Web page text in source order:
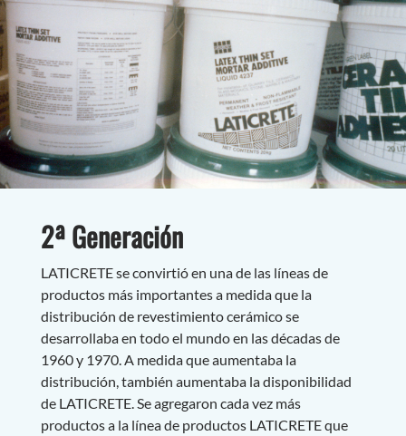
2ª Generación
LATICRETE se convirtió en una de las líneas de
productos más importantes a medida que la
distribución de revestimiento cerámico se
desarrollaba en todo el mundo en las décadas de
1960 y 1970. A medida que aumentaba la
distribución, también aumentaba la disponibilidad
de LATICRETE. Se agregaron cada vez más
productos a la línea de productos LATICRETE que